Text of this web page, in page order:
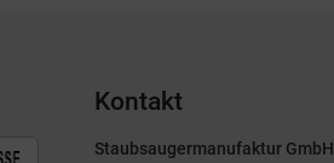
Kontakt
Staubsaugermanufaktur GmbH